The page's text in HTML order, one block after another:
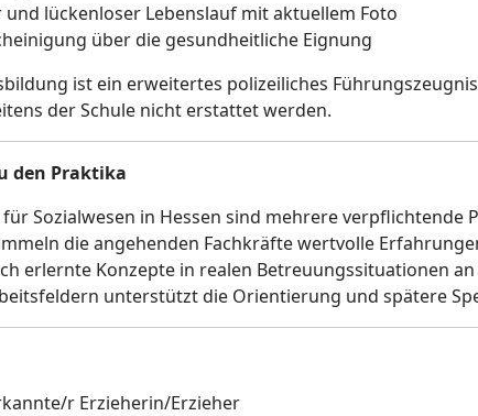
lückenloser Lebenslauf mit aktuellem Foto
über die gesundheitliche Eignung
ist ein erweitertes polizeiliches
der Schule nicht erstattet werden.
den Praktika
Sozialwesen in Hessen sind mehrere
die angehenden Fachkräfte wertvolle
erlernte Konzepte in realen Betreuungssituationen
unterstützt die Orientierung und spätere
r Erzieherin/Erzieher